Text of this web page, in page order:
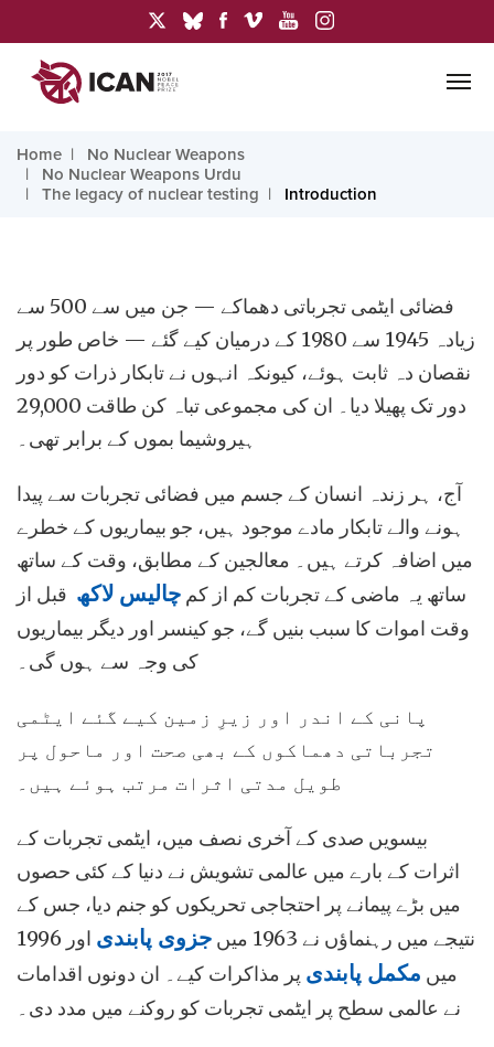
Home
No Nuclear Weapons
No Nuclear Weapons Urdu
The legacy of nuclear testing
Introduction
فضائی ایٹمی تجرباتی دھماکے — جن میں سے 500 سے
زیادہ 1945 سے 1980 کے درمیان کیے گئے — خاص طور پر
نقصان دہ ثابت ہوئے، کیونکہ انہوں نے تابکار ذرات کو دور
دور تک پھیلا دیا۔ ان کی مجموعی تباہ کن طاقت 29,000
ہیروشیما بموں کے برابر تھی۔
آج، ہر زندہ انسان کے جسم میں فضائی تجربات سے پیدا
ہونے والے تابکار مادے موجود ہیں، جو بیماریوں کے خطرے
میں اضافہ کرتے ہیں۔ معالجین کے مطابق، وقت کے ساتھ
ساتھ یہ ماضی کے تجربات کم از کم چالیس لاکھ قبل از
وقت اموات کا سبب بنیں گے، جو کینسر اور دیگر بیماریوں
کی وجہ سے ہوں گی۔
پانی کے اندر اور زیرِ زمین کیے گئے ایٹمی
تجرباتی دھماکوں کے بھی صحت اور ماحول پر
طویل مدتی اثرات مرتب ہوئے ہیں۔
بیسویں صدی کے آخری نصف میں، ایٹمی تجربات کے
اثرات کے بارے میں عالمی تشویش نے دنیا کے کئی حصوں
میں بڑے پیمانے پر احتجاجی تحریکوں کو جنم دیا، جس کے
نتیجے میں رہنماؤں نے 1963 میں
جزوی پابندی
اور 1996
میں مکمل پابندی پر مذاکرات کیے۔ ان دونوں اقدامات
نے عالمی سطح پر ایٹمی تجربات کو روکنے میں مدد دی۔